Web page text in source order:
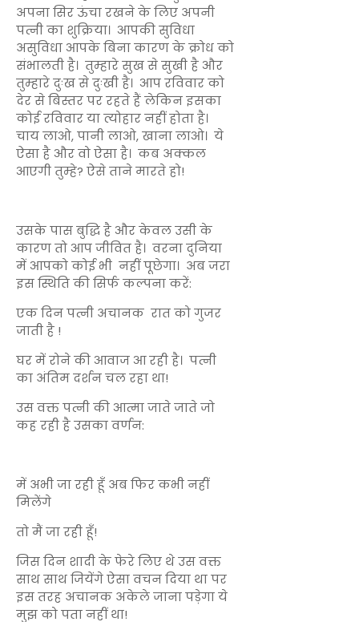
अपना सिर ऊंचा रखने के लिए अपनी
पत्नी का शुक्रिया। आपकी सुविधा
असुविधा आपके बिना कारण के क्रोध को
संभालती है। तुम्हारे सुख से सुखी है और
तुम्हारे दुःख से दुःखी है। आप रविवार को
देर से बिस्तर पर रहते हैं लेकिन इसका
कोई रविवार या त्योहार नहीं होता है।
चाय लाओ, पानी लाओ, खाना लाओ। ये
ऐसा है और वो ऐसा है। कब अक्कल
आएगी तुम्हे? ऐसे ताने मारते हो!
उसके पास बुद्धि है और केवल उसी के
कारण तो आप जीवित है। वरना दुनिया
में आपको कोई भी नहीं पूछेगा। अब जरा
इस स्थिति की सिर्फ कल्पना करें:
एक दिन पत्नी अचानक रात को गुजर
जाती है !
घर में रोने की आवाज आ रही है। पत्नी
का अंतिम दर्शन चल रहा था!
उस वक्त पत्नी की आत्मा जाते जाते जो
कह रही है उसका वर्णन:
में अभी जा रही हूँ अब फिर कभी नहीं
मिलेंगे
तो मैं जा रही हूँ!
जिस दिन शादी के फेरे लिए थे उस वक्त
साथ साथ जियेंगे ऐसा वचन दिया था पर
इस तरह अचानक अकेले जाना पड़ेगा ये
मुझ को पता नहीं था!